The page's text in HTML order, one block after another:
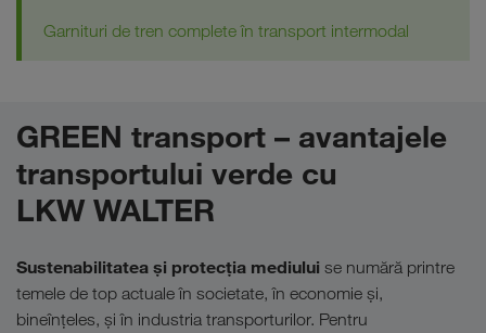
Garnituri de tren complete în transport intermodal
GREEN transport – avantajele
transportului verde cu
LKW WALTER
Sustenabilitatea și protecția mediului se numără printre
temele de top actuale în societate, în economie și,
bineînțeles, și în industria transporturilor. Pentru